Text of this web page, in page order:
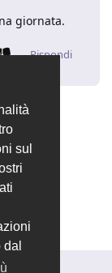
sul
giornata.
Rispondi
giu 2023
2023